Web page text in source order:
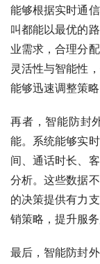
能够根据实时通
叫都能以最优的
业需求，合理分
灵活性与智能性
能够迅速调整策略
再者，智能防封
能。系统能够实
间、通话时长、
分析。这些数据
的决策提供有力
销策略，提升服
最后，智能防封